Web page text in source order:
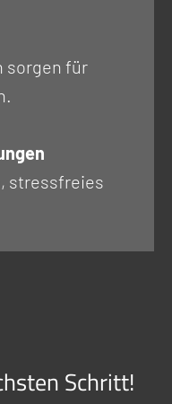
sorgen für
stressfreies
Schritt!